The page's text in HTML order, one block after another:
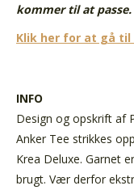
kommer til at passe.
Klik her for at gå
INFO
Design og opskrift af
Anker Tee strikkes
Krea Deluxe. Garnet
brugt. Vær derfor